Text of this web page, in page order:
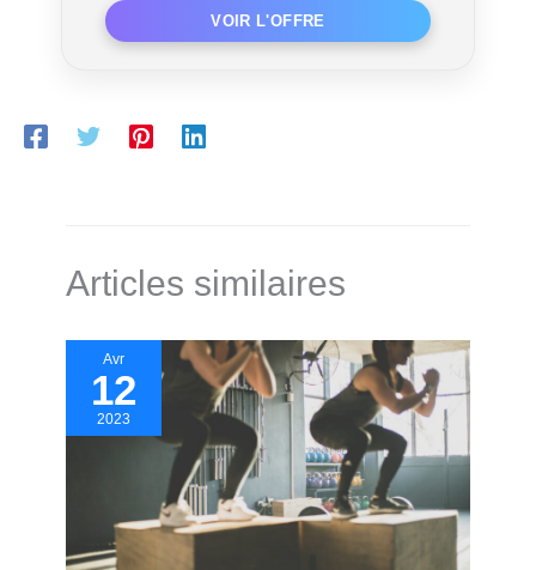
Articles similaires
Avr
12
2023